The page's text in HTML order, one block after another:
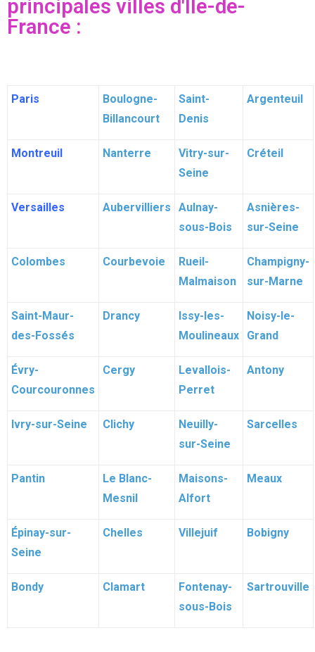
principales villes d'Île-de-
France :
Paris
Boulogne-
Billancourt
Saint-
Denis
Argenteuil
Montreuil Nanterre
Vitry-sur-
Seine
Créteil
Versailles Aubervilliers
Aulnay-
sous-Bois
Asnières-
sur-Seine
Colombes Courbevoie
Rueil-
Malmaison
Champigny-
sur-Marne
Saint-Maur-
des-Fossés
Drancy
Issy-les-
Moulineaux
Noisy-le-
Grand
Évry-
Courcouronnes
Cergy
Levallois-
Perret
Antony
Ivry-sur-Seine Clichy
Neuilly-
sur-Seine
Sarcelles
Pantin
Le Blanc-
Mesnil
Maisons-
Alfort
Meaux
Épinay-sur-
Seine
Chelles Villejuif Bobigny
Bondy Clamart
Fontenay-
sous-Bois
Sartrouville